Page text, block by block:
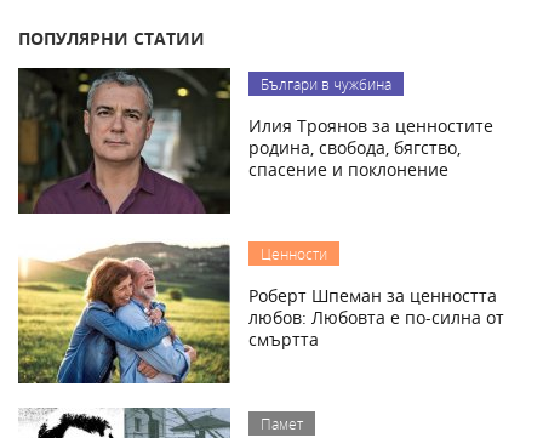
ПОПУЛЯРНИ СТАТИИ
Българи в чужбина
Илия Троянов за ценностите
родина, свобода, бягство,
спасение и поклонение
Ценности
Роберт Шпеман за ценността
любов: Любовта е по-силна от
смъртта
Памет